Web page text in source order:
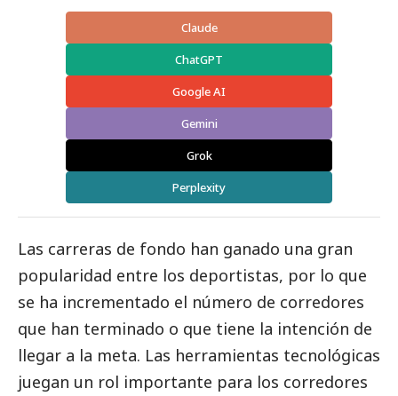
Claude
ChatGPT
Google AI
Gemini
Grok
Perplexity
Las carreras de fondo han ganado una gran
popularidad entre los deportistas, por lo que
se ha incrementado el número de corredores
que han terminado o que tiene la intención de
llegar a la meta. Las herramientas tecnológicas
juegan un rol importante para los corredores